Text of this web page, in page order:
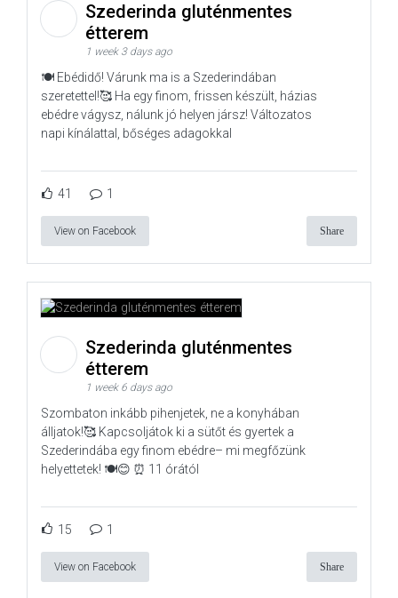
Szederinda gluténmentes
étterem
1 week 3 days ago
🍽️ Ebédidő! Várunk ma is a Szederindában
szeretettel!🥰 Ha egy finom, frissen készült, házias
ebédre vágysz, nálunk jó helyen jársz! Változatos
napi kínálattal, bőséges adagokkal
41 1
View on Facebook Share
Szederinda gluténmentes
étterem
1 week 6 days ago
Szombaton inkább pihenjetek, ne a konyhában
álljatok!🥰 Kapcsoljátok ki a sütőt és gyertek a
Szederindába egy finom ebédre– mi megfőzünk
helyettetek! 🍽️😊 ⏰ 11 órától
15 1
View on Facebook Share